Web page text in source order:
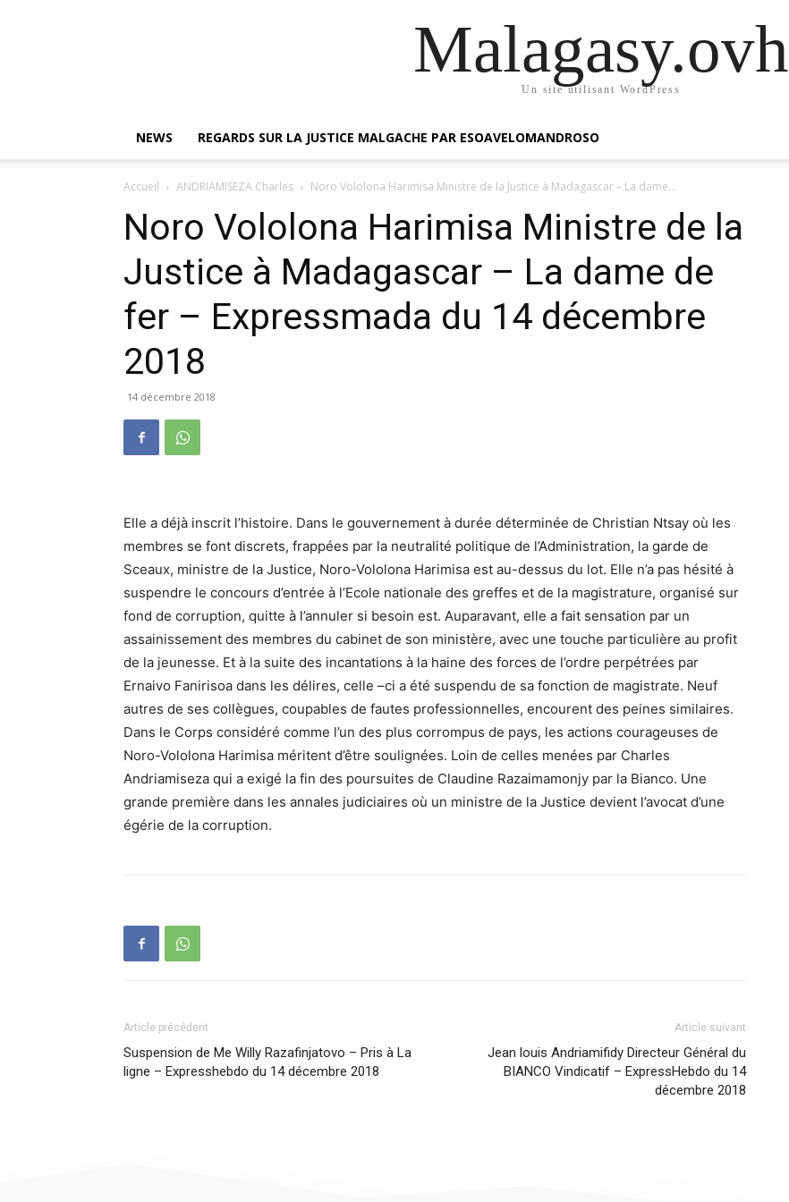
Malagasy.ovh
Un site utilisant WordPress
NEWS REGARDS SUR LA JUSTICE MALGACHE PAR ESOAVELOMANDROSO
Accueil ANDRIAMISEZA Charles Noro Vololona Harimisa Ministre de la Justice à Madagascar – La dame...
Noro Vololona Harimisa Ministre de la
Justice à Madagascar – La dame de
fer – Expressmada du 14 décembre
2018
14 décembre 2018
Elle a déjà inscrit l’histoire. Dans le gouvernement à durée déterminée de Christian Ntsay où les
membres se font discrets, frappées par la neutralité politique de l’Administration, la garde de
Sceaux, ministre de la Justice, Noro-Vololona Harimisa est au-dessus du lot. Elle n’a pas hésité à
suspendre le concours d’entrée à l’Ecole nationale des greffes et de la magistrature, organisé sur
fond de corruption, quitte à l’annuler si besoin est. Auparavant, elle a fait sensation par un
assainissement des membres du cabinet de son ministère, avec une touche particulière au profit
de la jeunesse. Et à la suite des incantations à la haine des forces de l’ordre perpétrées par
Ernaivo Fanirisoa dans les délires, celle –ci a été suspendu de sa fonction de magistrate. Neuf
autres de ses collègues, coupables de fautes professionnelles, encourent des peines similaires.
Dans le Corps considéré comme l’un des plus corrompus de pays, les actions courageuses de
Noro-Vololona Harimisa méritent d’être soulignées. Loin de celles menées par Charles
Andriamiseza qui a exigé la fin des poursuites de Claudine Razaimamonjy par la Bianco. Une
grande première dans les annales judiciaires où un ministre de la Justice devient l’avocat d’une
égérie de la corruption.
Article précédent
Suspension de Me Willy Razafinjatovo – Pris à La
ligne – Expresshebdo du 14 décembre 2018
Article suivant
Jean louis Andriamifidy Directeur Général du
BIANCO Vindicatif – ExpressHebdo du 14
décembre 2018